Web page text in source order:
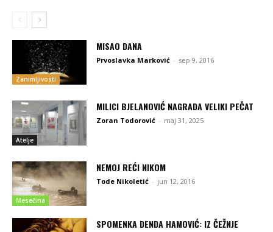
Zanimljivosti
MISAO DANA
Prvoslavka Marković - sep 9, 2016
Atelje
MILICI BJELANOVIĆ NAGRADA VELIKI PEČAT
Zoran Todorović - maj 31, 2025
Mesečina
NEMOJ REĆI NIKOM
Tode Nikoletić - jun 12, 2016
SPOMENKA DENDA HAMOVIĆ: IZ ČEŽNJE